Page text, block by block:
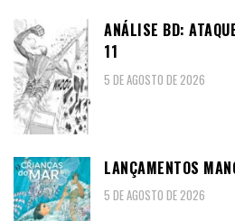
ANÁLISE BD:
11
5 DE AGOSTO DE 2026
LANÇAMENTOS
5 DE AGOSTO DE 2026